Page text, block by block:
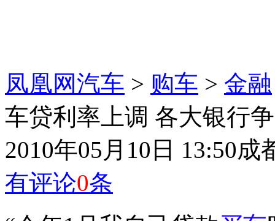
凤凰网汽车 > 购车 > 金融
车贷利率上调 各大银行
2010年05月10日 13:50成
有评论0条